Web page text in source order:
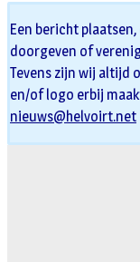
Een bericht
doorgeven of
Tevens zijn wij altijd
en/of logo erbij
nieuws@helvoirt.net